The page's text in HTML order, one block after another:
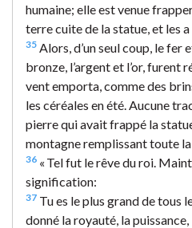
humaine; elle est venue
terre cuite de la statue, et les a
35 Alors, d’un seul coup, le fer
bronze, l’argent et l’or, furent
vent emporta, comme des
les céréales en été. Aucune
pierre qui avait frappé la
montagne remplissant toute la
36 « Tel fut le rêve du roi.
signification:
37 Tu es le plus grand de tous
donné la royauté, la